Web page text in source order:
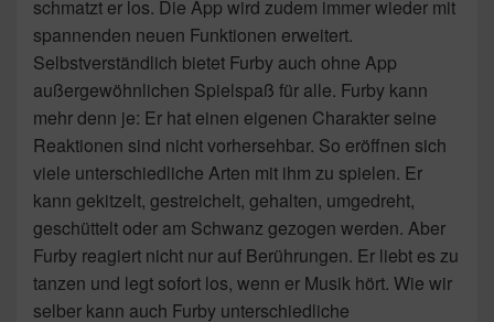
schmatzt er los. Die App wird zudem immer wieder mit
spannenden neuen Funktionen erweitert.
Selbstverständlich bietet Furby auch ohne App
außergewöhnlichen Spielspaß für alle. Furby kann
mehr denn je: Er hat einen eigenen Charakter seine
Reaktionen sind nicht vorhersehbar. So eröffnen sich
viele unterschiedliche Arten mit ihm zu spielen. Er
kann gekitzelt, gestreichelt, gehalten, umgedreht,
geschüttelt oder am Schwanz gezogen werden. Aber
Furby reagiert nicht nur auf Berührungen. Er liebt es zu
tanzen und legt sofort los, wenn er Musik hört. Wie wir
selber kann auch Furby unterschiedliche